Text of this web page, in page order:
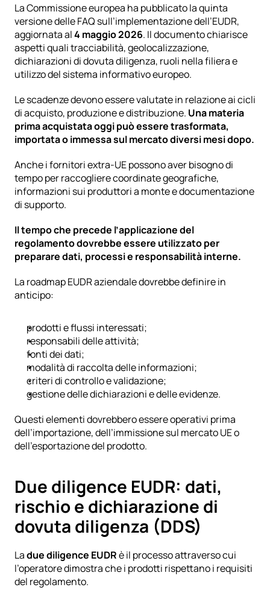
La Commissione europea ha pubblicato la quinta
versione delle FAQ sull’implementazione dell’EUDR,
aggiornata al 4 maggio 2026. Il documento chiarisce
aspetti quali tracciabilità, geolocalizzazione,
dichiarazioni di dovuta diligenza, ruoli nella filiera e
utilizzo del sistema informativo europeo.
Le scadenze devono essere valutate in relazione ai cicli
di acquisto, produzione e distribuzione. Una materia
prima acquistata oggi può essere trasformata,
importata o immessa sul mercato diversi mesi dopo.
Anche i fornitori extra-UE possono aver bisogno di
tempo per raccogliere coordinate geografiche,
informazioni sui produttori a monte e documentazione
di supporto.
Il tempo che precede l’applicazione del
regolamento dovrebbe essere utilizzato per
preparare dati, processi e responsabilità interne.
La roadmap EUDR aziendale dovrebbe definire in
anticipo:
prodotti e flussi interessati;
responsabili delle attività;
fonti dei dati;
modalità di raccolta delle informazioni;
criteri di controllo e validazione;
gestione delle dichiarazioni e delle evidenze.
Questi elementi dovrebbero essere operativi prima
dell’importazione, dell’immissione sul mercato UE o
dell’esportazione del prodotto.
Due diligence EUDR: dati,
rischio e dichiarazione di
dovuta diligenza (DDS)
La due diligence EUDR è il processo attraverso cui
l’operatore dimostra che i prodotti rispettano i requisiti
del regolamento.